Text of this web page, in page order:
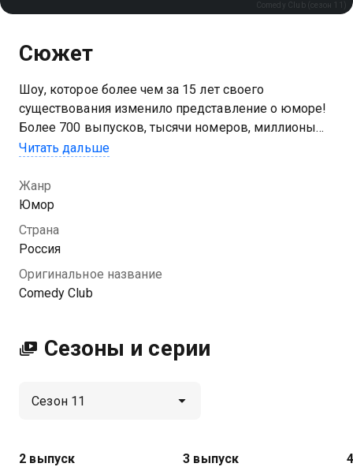
Comedy Club (сезон 11)
Сюжет
Шоу, которое более чем за 15 лет своего
существования изменило представление о юморе!
Более 700 выпусков, тысячи номеров, миллионы
шуток и зрителей по всему миру. Comedy Club — это
и топовые гости. Смотрите и смейтесь вместе с
любимыми резидентами!
Посмотреть онлайн 11 сезон сериала Comedy Club
качестве на МетроТВ
Читать дальше
Жанр
Юмор
Страна
Россия
Оригинальное название
Comedy Club
Сезоны и серии
2 выпуск 3 выпуск